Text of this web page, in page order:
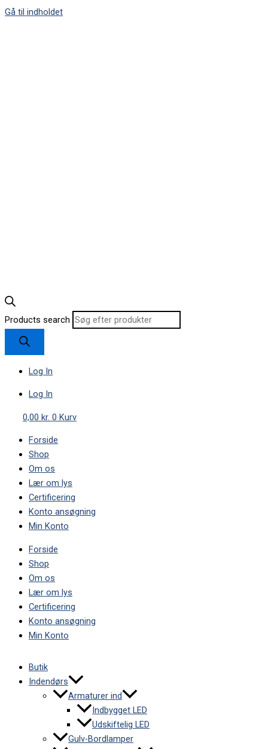
Gå til indholdet
Products search
Log In
Log In
0,00 kr. 0 Kurv
Forside
Shop
Om os
Lær om lys
Certificering
Konto ansøgning
Min Konto
Forside
Shop
Om os
Lær om lys
Certificering
Konto ansøgning
Min Konto
Butik
Indendørs
Armaturer ind
Indbygget LED
Udskiftelig LED
Gulv-Bordlamper